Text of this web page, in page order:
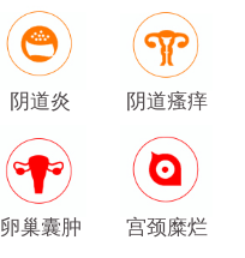
阴道炎 阴道瘙痒
卵巢囊肿 宫颈糜烂